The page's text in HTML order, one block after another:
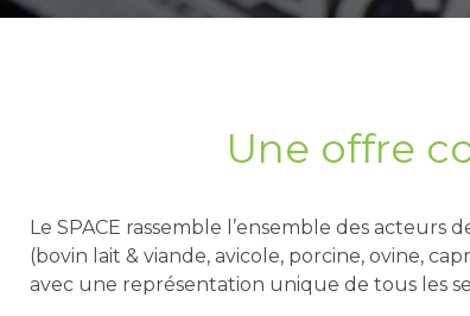
Une offre
Le SPACE rassemble l’ensemble des acteurs
(bovin lait & viande, avicole, porcine, ovine,
avec une représentation unique de tous les